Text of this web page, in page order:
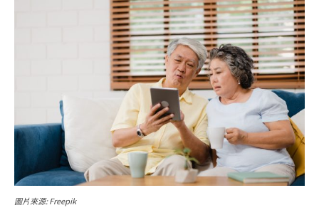
圖片來源: Freepik